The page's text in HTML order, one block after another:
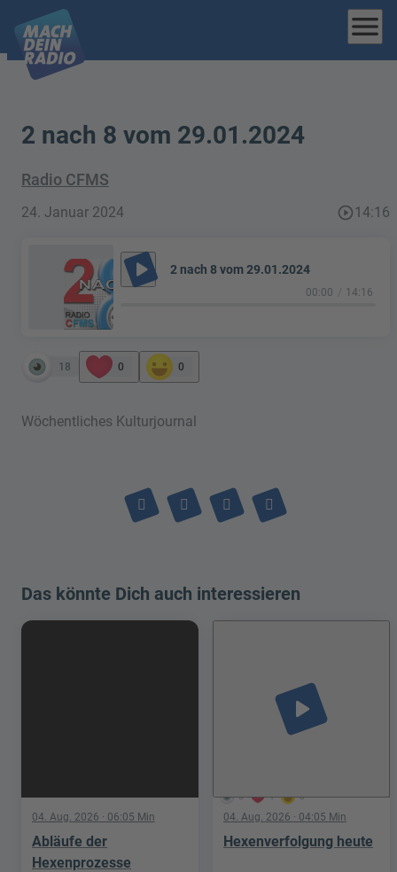
menu
2 nach 8 vom 29.01.2024
Radio CFMS
24. Januar 2024 play_circle_outline14:16
play_arrow 2 nach 8 vom 29.01.2024
00:00 14:16
18 0 0
Wöchentliches Kulturjournal
Das könnte Dich auch interessieren
04. Aug. 2026 · 06:05 Min
Abläufe der
Hexenprozesse
5 1 0
play_arrow
04. Aug. 2026 · 04:05 Min
Hexenverfolgung heute